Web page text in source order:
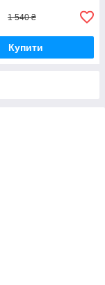
1 540 ₴
Купити